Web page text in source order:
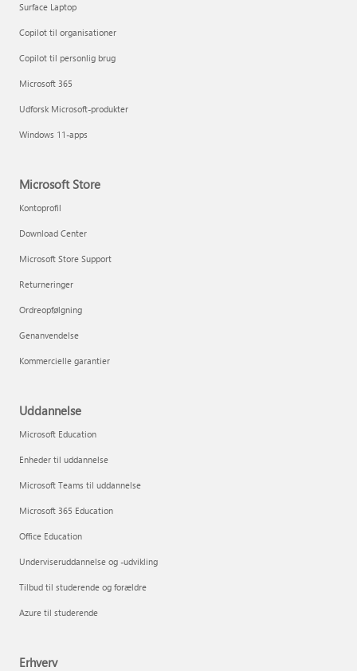
Surface Laptop
Copilot til organisationer
Copilot til personlig brug
Microsoft 365
Udforsk Microsoft-produkter
Windows 11-apps
Microsoft Store
Kontoprofil
Download Center
Microsoft Store Support
Returneringer
Ordreopfølgning
Genanvendelse
Kommercielle garantier
Uddannelse
Microsoft Education
Enheder til uddannelse
Microsoft Teams til uddannelse
Microsoft 365 Education
Office Education
Underviseruddannelse og -udvikling
Tilbud til studerende og forældre
Azure til studerende
Erhverv